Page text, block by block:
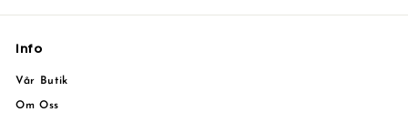
email
Info
Vår Butik
Om Oss